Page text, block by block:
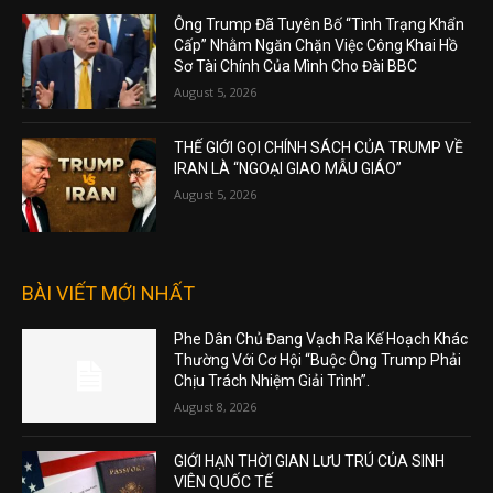
Ông Trump Đã Tuyên Bố “Tình Trạng Khẩn
Cấp” Nhằm Ngăn Chặn Việc Công Khai Hồ
Sơ Tài Chính Của Mình Cho Đài BBC
August 5, 2026
THẾ GIỚI GỌI CHÍNH SÁCH CỦA TRUMP VỀ
IRAN LÀ “NGOẠI GIAO MẪU GIÁO”
August 5, 2026
BÀI VIẾT MỚI NHẤT
Phe Dân Chủ Đang Vạch Ra Kế Hoạch Khác
Thường Với Cơ Hội “Buộc Ông Trump Phải
Chịu Trách Nhiệm Giải Trình”.
August 8, 2026
GIỚI HẠN THỜI GIAN LƯU TRÚ CỦA SINH
VIÊN QUỐC TẾ